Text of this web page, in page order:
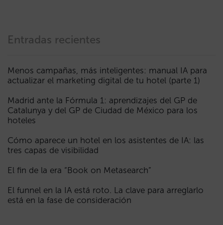
Entradas recientes
Menos campañas, más inteligentes: manual IA para
actualizar el marketing digital de tu hotel (parte 1)
Madrid ante la Fórmula 1: aprendizajes del GP de
Catalunya y del GP de Ciudad de México para los
hoteles
Cómo aparece un hotel en los asistentes de IA: las
tres capas de visibilidad
El fin de la era “Book on Metasearch”
El funnel en la IA está roto. La clave para arreglarlo
está en la fase de consideración